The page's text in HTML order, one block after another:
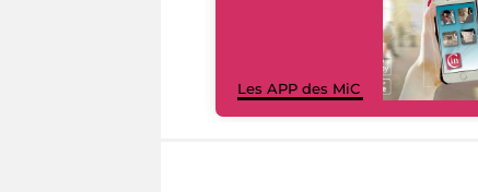
Les APP des MiC